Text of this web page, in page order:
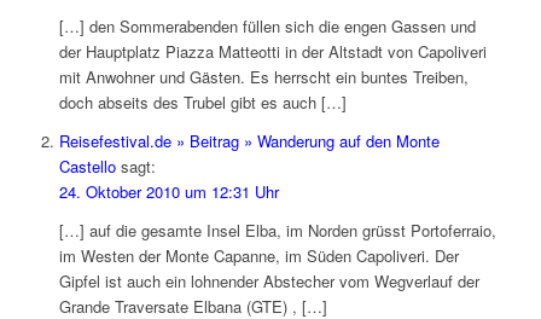
[…] den Sommerabenden füllen sich die engen Gassen und
der Hauptplatz Piazza Matteotti in der Altstadt von Capoliveri
mit Anwohner und Gästen. Es herrscht ein buntes Treiben,
doch abseits des Trubel gibt es auch […]
Reisefestival.de » Beitrag » Wanderung auf den Monte
Castello sagt:
24. Oktober 2010 um 12:31 Uhr
[…] auf die gesamte Insel Elba, im Norden grüsst Portoferraio,
im Westen der Monte Capanne, im Süden Capoliveri. Der
Gipfel ist auch ein lohnender Abstecher vom Wegverlauf der
Grande Traversate Elbana (GTE) , […]